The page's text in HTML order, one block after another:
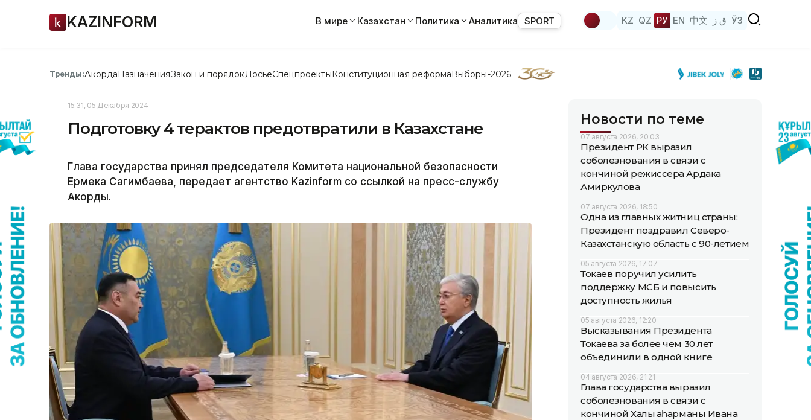
KAZINFORM В мире Казахстан Политика Аналитика SPORT KZ QZ РУ EN 中文 ق ز ЎЗ
Тренды:АкордаНазначенияЗакон и порядок ДосьеСпецпроектыКонституционная реформаВыборы-2026
15:31, 05 Декабря 2024
Подготовку 4 терактов предотвратили в Казахстане
Глава государства принял председателя Комитета национальной безопасности
Ермека Сагимбаева, передает агентство Kazinform со ссылкой на пресс-службу
Акорды.
Новости по теме
07 августа 2026, 20:03
Президент РК выразил
соболезнования в связи с
кончиной режиссера Ардака
Амиркулова
07 августа 2026, 18:50
Одна из главных житниц страны:
Президент поздравил Северо-
Казахстанскую область с 90-летием
05 августа 2026, 17:07
Токаев поручил усилить
поддержку МСБ и повысить
доступность жилья
05 августа 2026, 12:20
Высказывания Президента
Токаева за более чем 30 лет
объединили в одной книге
04 августа 2026, 21:21
Глава государства выразил
соболезнования в связи с
кончиной Халық қаһарманы Ивана